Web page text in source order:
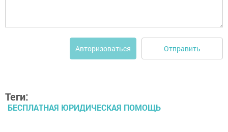
Авторизоваться Отправить
Теги:
БЕСПЛАТНАЯ ЮРИДИЧЕСКАЯ ПОМОЩЬ